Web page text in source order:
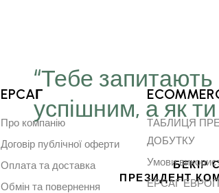
“Тебе
успішним, а як
БЕКІР
ПРЕЗИДЕНТ
EPCAГ
Про компанію
Договір публічної оферти
Оплата та доставка
Обмін та повернення
ТАБЛИЦЯ
ДОБУТКУ
Умови
ЕРСАГ